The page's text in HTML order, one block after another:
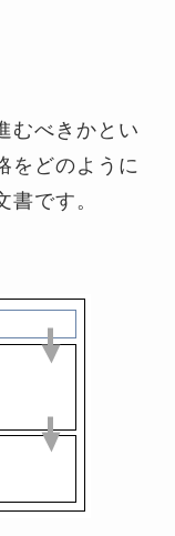
むべきかとい
をどのように
です。